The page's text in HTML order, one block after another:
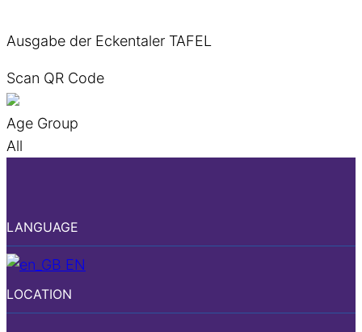
Ausgabe der Eckentaler TAFEL
Scan QR Code
Age Group
All
LANGUAGE
EN
LOCATION